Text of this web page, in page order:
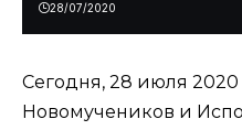
28/07/2020
Сегодня, 28 июля 2020
Новомучеников и